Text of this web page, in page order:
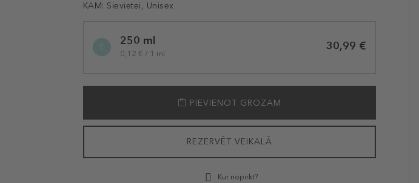
KAM: Sievietei, Unisex
variation250 ml
0,12 € / 1 ml
30,99 €
PIEVIENOT GROZAM
REZERVĒT VEIKALĀ
Kur nopirkt?